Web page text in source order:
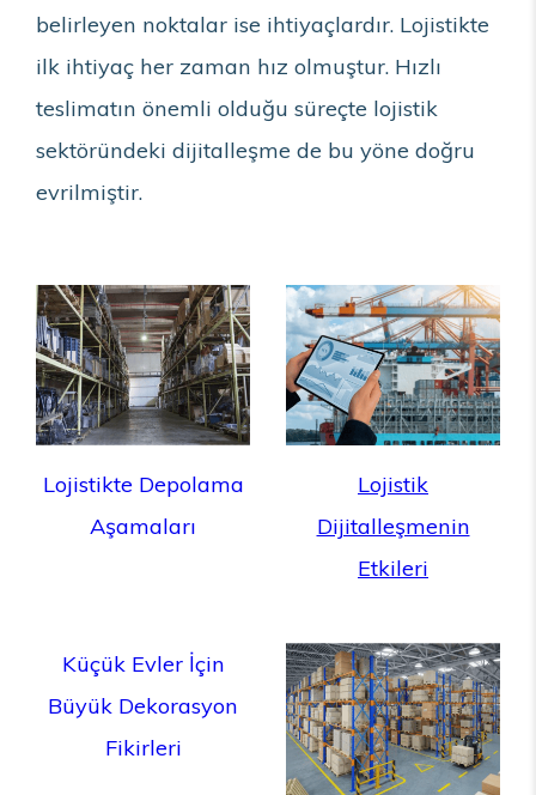
belirleyen noktalar ise ihtiyaçlardır. Lojistikte
ilk ihtiyaç her zaman hız olmuştur. Hızlı
teslimatın önemli olduğu süreçte lojistik
sektöründeki dijitalleşme de bu yöne doğru
evrilmiştir.
Lojistikte Depolama
Aşamaları
Lojistik
Dijitalleşmenin
Etkileri
Küçük Evler İçin
Büyük Dekorasyon
Fikirleri